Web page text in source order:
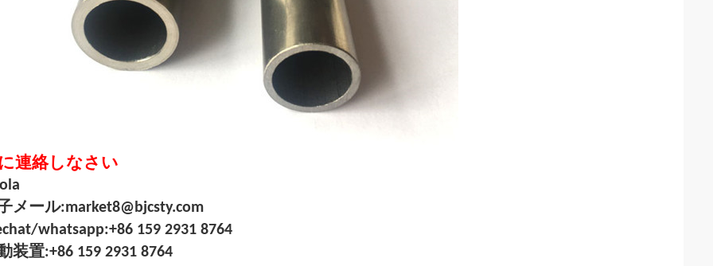
連絡しなさい
メール:market8@bjcsty.com
whatsapp:+86 159 2931 8764
装置:+86 159 2931 8764